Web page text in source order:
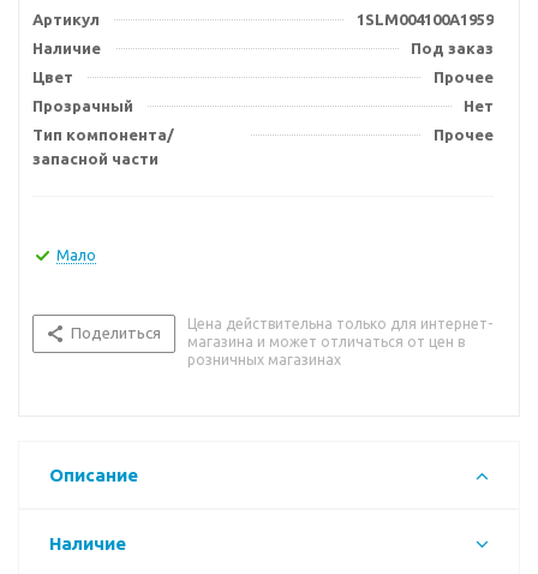
Артикул
1SLM004100A1959
Наличие
Под заказ
Цвет
Прочее
Прозрачный
Нет
Тип компонента/
запасной части
Прочее
Мало
Поделиться
Цена действительна только для интернет-
магазина и может отличаться от цен в
розничных магазинах
Описание
Наличие